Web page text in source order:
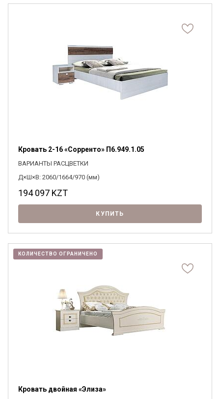
Я ознакомлен сПолитикой
в отношении
обработки персональных данных и
Кровать 2-16 «Сорренто» П6.949.1.05
ВАРИАНТЫ РАСЦВЕТКИ
Д×Ш×В: 2060/1664/970 (мм)
194 097 KZT
КУПИТЬ
КОЛИЧЕСТВО ОГРАНИЧЕНО
Кровать двойная «Элиза»